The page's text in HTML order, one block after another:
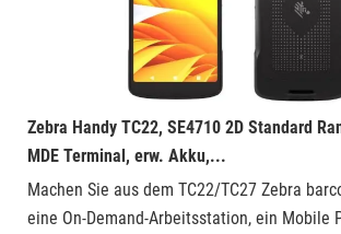
Zebra Handy TC22, SE4710 2D Standard
MDE Terminal, erw. Akku,...
Machen Sie aus dem TC22/TC27 Zebra
eine On-Demand-Arbeitsstation, ein Mobile